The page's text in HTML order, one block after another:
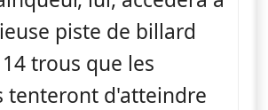
piste de billard
trous que les
tenteront d'atteindre